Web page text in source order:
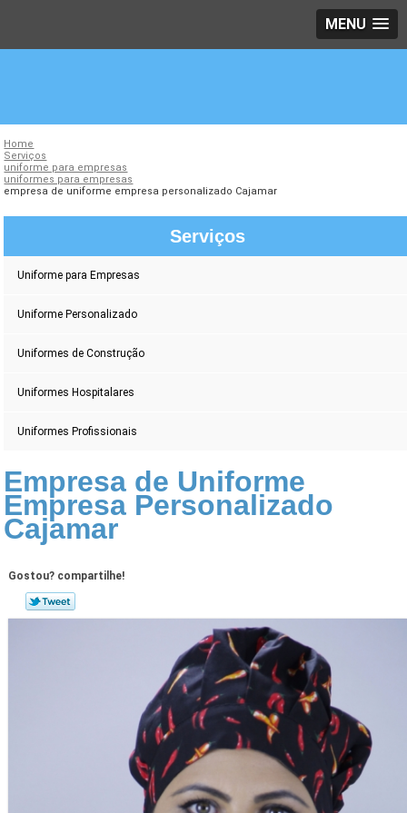
MENU
Home
Serviços
uniforme para empresas
uniformes para empresas
empresa de uniforme empresa personalizado Cajamar
Serviços
Uniforme para Empresas
Uniforme Personalizado
Uniformes de Construção
Uniformes Hospitalares
Uniformes Profissionais
Empresa de Uniforme
Empresa Personalizado
Cajamar
Gostou? compartilhe!